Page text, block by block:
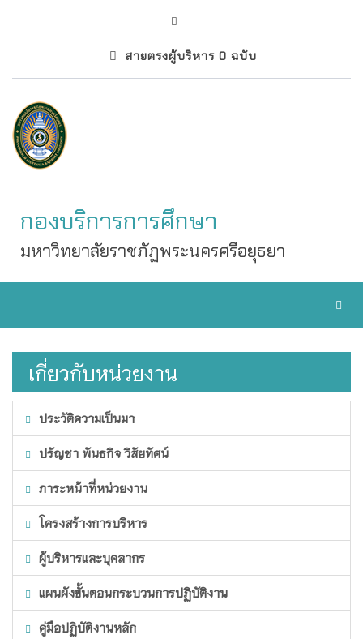
สายตรงผู้บริหาร 0 ฉบับ
กองบริการการศึกษา
มหาวิทยาลัยราชภัฏพระนครศรีอยุธยา
เกี่ยวกับหน่วยงาน
ประวัติความเป็นมา
ปรัญชา พันธกิจ วิสัยทัศน์
ภาระหน้าที่หน่วยงาน
โครงสร้างการบริหาร
ผู้บริหารและบุคลากร
แผนผังขั้นตอนกระบวนการปฏิบัติงาน
คู่มือปฏิบัติงานหลัก